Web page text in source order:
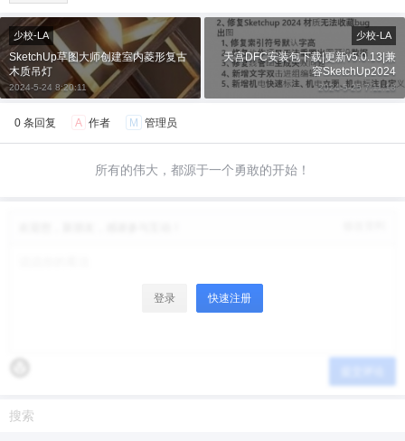
2 元 元 10
20 元 50 元 自定义
付费内容
立刻支付
少校-LA
SketchUp草图大师创建室内菱形复古
木质吊灯
2024-5-24 8:20:11
少校-LA
天宫DFC安装包下载|更新v5.0.13|兼
容SketchUp2024
2024-5-25 7:11:18
0 条回复 A 作者 M 管理员
所有的伟大，都源于一个勇敢的开始！
登录 快速注册
已有帐号？